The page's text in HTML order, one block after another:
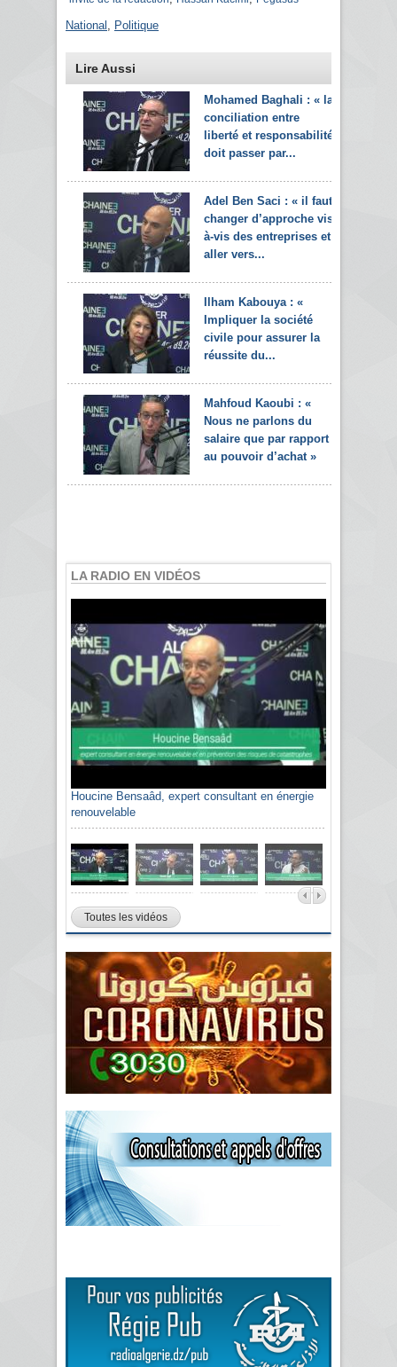
National Politique
Lire Aussi
Mohamed Baghali : « la
conciliation entre
liberté et responsabilité
doit passer par...
Adel Ben Saci : « il faut
changer d’approche vis-
à-vis des entreprises et
aller vers...
Ilham Kabouya : «
Impliquer la société
civile pour assurer la
réussite du...
Mahfoud Kaoubi : «
Nous ne parlons du
salaire que par rapport
au pouvoir d’achat »
LA RADIO EN VIDÉOS
Houcine Bensaâd, expert consultant en énergie
renouvelable
Toutes les vidéos